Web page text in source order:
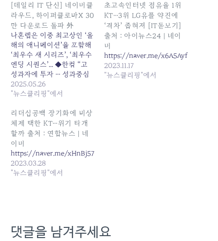
[데일리 IT 단신] 네이버클
라우드, 하이퍼클로바X 30
만 다운로드 돌파 外
나혼렙은 이중 최고상인 ‘올
해의 애니메이션’을 포함해
‘최우수 새 시리즈’, ‘최우수
엔딩 시퀀스’... ◆한컴 “고
성과자에 투자 … 성과중심
보상 강화” 한글과컴퓨터는
최근 진행 중인 노조와의 임
일리 IT 단신] 네이버클라우
드, 하이퍼클로바X 30만 다
운로드 돌파 外 발행일:
2025-05-26 02:20:00
2025.05.26
"뉴스클리핑"에서
초고속인터넷 점유율 1위
KT…3위 LG유플 약진에
‘격차’ 좁혀져 [IT돋보기]
출처 : 아이뉴스24 | 네이
버
https://naver.me/x6A5AyfN
2023.11.17
"뉴스클리핑"에서
리더십공백 장기화에 비상
체제 택한 KT…위기 타개
할까 출처 : 연합뉴스 | 네
이버
https://naver.me/xHnBj57D
2023.03.28
"뉴스클리핑"에서
댓글을 남겨주세요